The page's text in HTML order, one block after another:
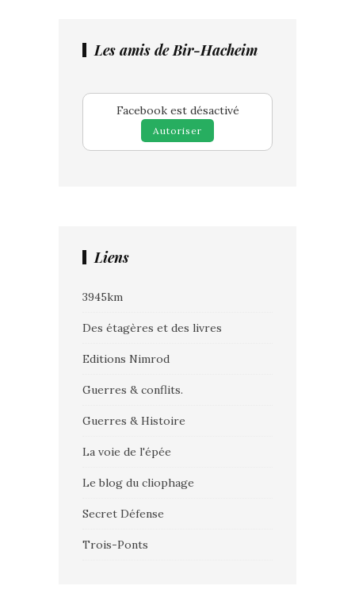
Les amis de Bir-Hacheim
Facebook est désactivé
Autoriser
Liens
3945km
Des étagères et des livres
Editions Nimrod
Guerres & conflits.
Guerres & Histoire
La voie de l'épée
Le blog du cliophage
Secret Défense
Trois-Ponts